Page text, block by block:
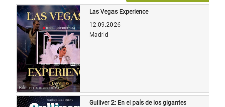
Bild: entradas.com
Las Vegas Experience
12.09.2026
Madrid
Gulliver 2: En el país de los gigantes